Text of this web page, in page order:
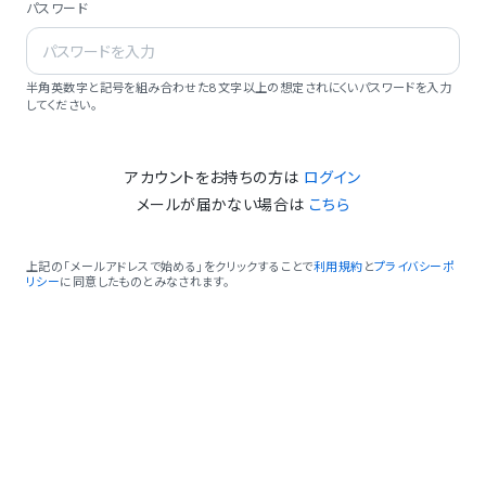
パスワード
半角英数字と記号を組み合わせた8文字以上の想定されにくいパスワードを入力
してください。
アカウントをお持ちの方は ログイン
メールが届かない場合は こちら
上記の「メールアドレスで始める」をクリックすることで利用規約 とプライバシーポ
リシーに同意したものとみなされます。